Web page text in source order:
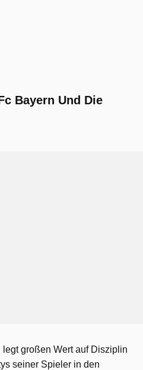
Bayern Und Die
großen Wert auf Disziplin
seiner Spieler in den